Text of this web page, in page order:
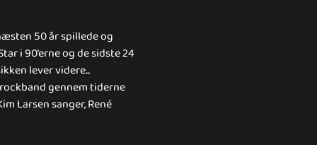
50 år spillede og
i 90’erne og de sidste 24
lever videre...
gennem tiderne
Larsen sanger, René